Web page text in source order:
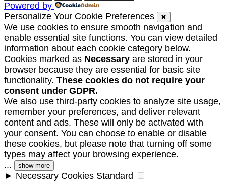
Powered by
Personalize Your Cookie Preferences
✖
We use cookies to ensure smooth navigation and
enable essential site functions. You can view detailed
information about each cookie category below.
Cookies marked as Necessary are stored in your
browser because they are essential for basic site
functionality. These cookies do not require your
consent under GDPR.
We also use third-party cookies to analyze site usage,
remember your preferences, and deliver relevant
content and ads. These will only be activated with
your consent. You can choose to enable or disable
these cookies, but please note that turning off some
types may affect your browsing experience.
...
show more
► Necessary Cookies Standard